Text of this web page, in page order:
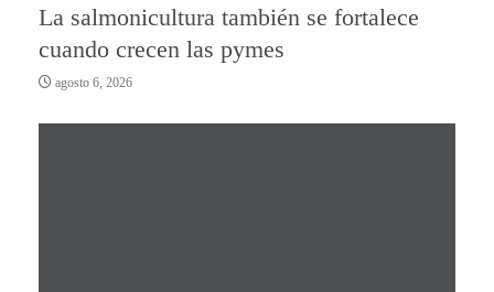
La salmonicultura también se fortalece
cuando crecen las pymes
agosto 6, 2026